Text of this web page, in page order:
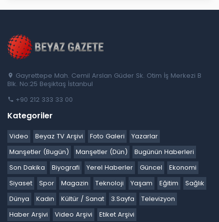
Gayrettepe Mah. Cemil Arslan Güder Sk. Otim İş Merkezi B
Blk. No:25 Beşiktaş İstanbul
+90 212 333 33 00
Kategoriler
Video Beyaz TV Arşivi Foto Galeri
Yazarlar
Manşetler (Bugün)
Manşetler (Dün)
Bugünün Haberleri
Son Dakika
Biyografi Yerel Haberler Güncel
Ekonomi
Siyaset
Spor Magazin Teknoloji Yaşam Eğitim
Sağlık
Dünya
Kadın Kültür / Sanat 3.Sayfa
Televizyon
Haber Arşivi
Video Arşivi Etiket Arşivi